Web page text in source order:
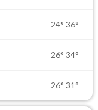
24° 36°
26° 34°
26° 31°